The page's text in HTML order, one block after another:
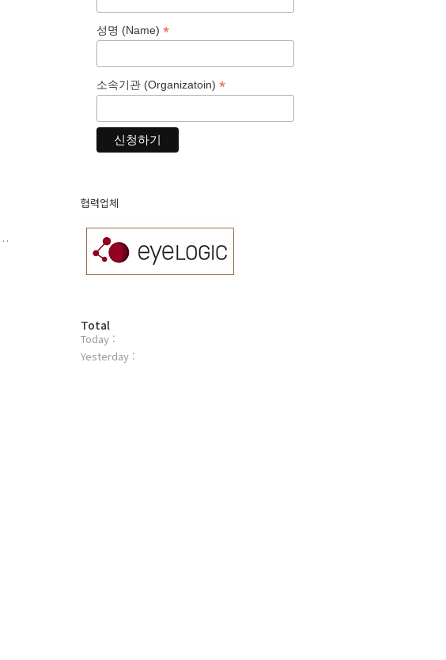
성명 (Name) *
소속기관 (Organizatoin) *
협력업체
방
문
자
Total
Today :
Yesterday :